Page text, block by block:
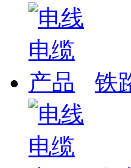
铁